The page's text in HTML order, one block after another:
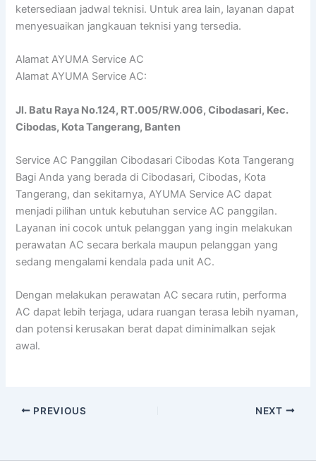
ketersediaan jadwal teknisi. Untuk area lain, layanan dapat
menyesuaikan jangkauan teknisi yang tersedia.
Alamat AYUMA Service AC
Alamat AYUMA Service AC:
Jl. Batu Raya No.124, RT.005/RW.006, Cibodasari, Kec.
Cibodas, Kota Tangerang, Banten
Service AC Panggilan Cibodasari Cibodas Kota Tangerang
Bagi Anda yang berada di Cibodasari, Cibodas, Kota
Tangerang, dan sekitarnya, AYUMA Service AC dapat
menjadi pilihan untuk kebutuhan service AC panggilan.
Layanan ini cocok untuk pelanggan yang ingin melakukan
perawatan AC secara berkala maupun pelanggan yang
sedang mengalami kendala pada unit AC.
Dengan melakukan perawatan AC secara rutin, performa
AC dapat lebih terjaga, udara ruangan terasa lebih nyaman,
dan potensi kerusakan berat dapat diminimalkan sejak
awal.
PREVIOUS NEXT